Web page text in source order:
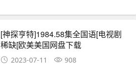
[神探亨特]1984.58集全国语[电视剧
稀缺[欧美美国网盘下载
2023-07-11 908